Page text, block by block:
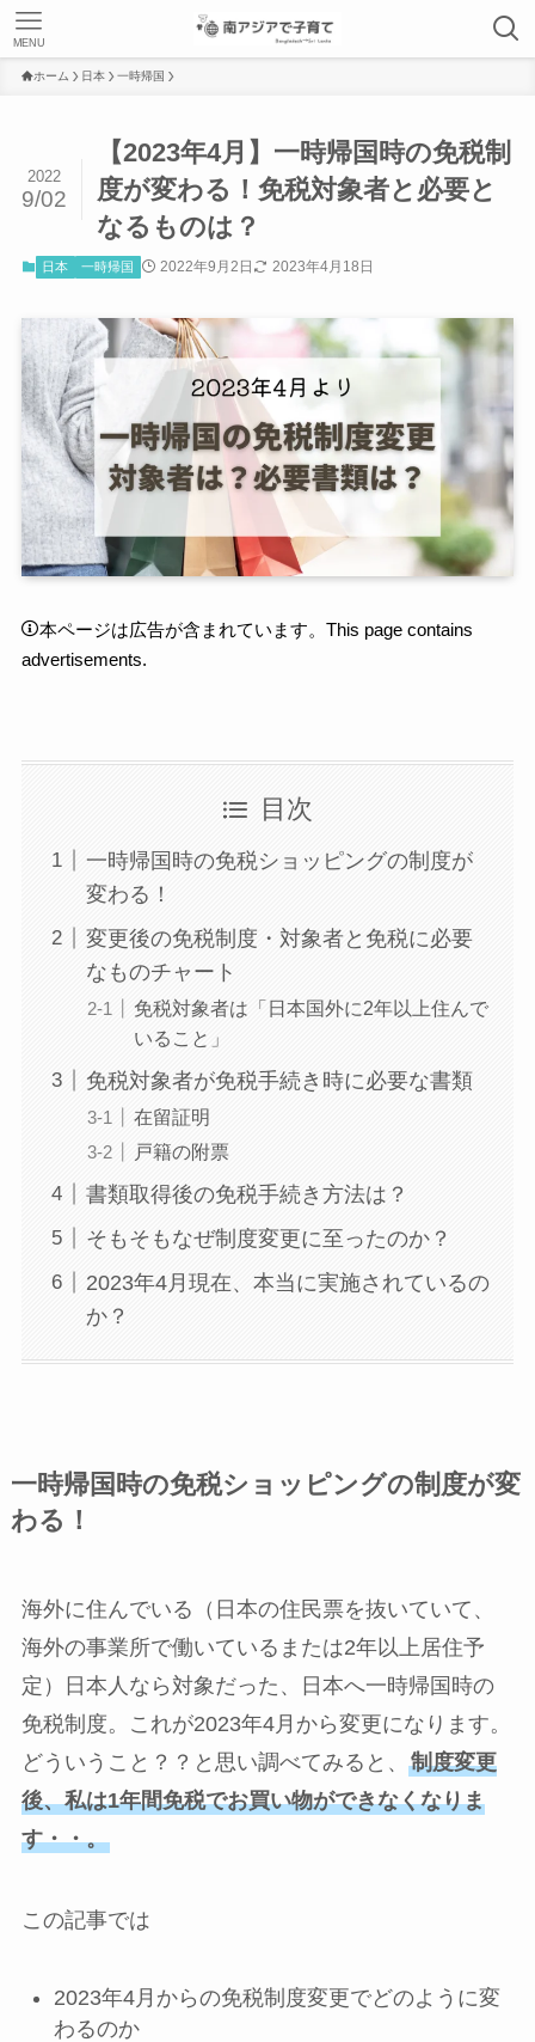
MENU
ホーム 日本 一時帰国
【2023年4月】一時帰国時の免税制
度が変わる！免税対象者と必要と
なるものは？
2022
9/02
日本 一時帰国 2022年9月2日 2023年4月18日
本ページは広告が含まれています。This page contains
advertisements.
目次
一時帰国時の免税ショッピングの制度が
変わる！
変更後の免税制度・対象者と免税に必要
なものチャート
免税対象者は「日本国外に2年以上住んで
いること」
免税対象者が免税手続き時に必要な書類
在留証明
戸籍の附票
書類取得後の免税手続き方法は？
そもそもなぜ制度変更に至ったのか？
2023年4月現在、本当に実施されているの
か？
一時帰国時の免税ショッピングの制度が変
わる！
海外に住んでいる（日本の住民票を抜いていて、
海外の事業所で働いているまたは2年以上居住予
定）日本人なら対象だった、日本へ一時帰国時の
免税制度。これが2023年4月から変更になります。
どういうこと？？と思い調べてみると、 制度変更
後、私は1年間免税でお買い物ができなくなりま
す・・。
この記事では
2023年4月からの免税制度変更でどのように変
わるのか